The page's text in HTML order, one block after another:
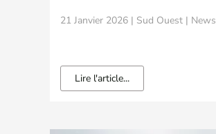
21 Janvier 2026 | Sud Ouest | News
Lire l'article...